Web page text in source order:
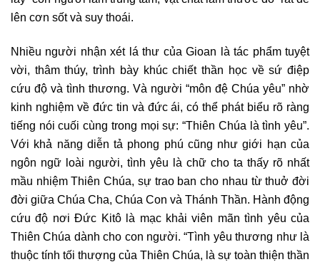
lên cơn sốt và suy thoái.
Nhiều người nhận xét lá thư của Gioan là tác phẩm tuyệt
vời, thâm thúy, trình bày khúc chiết thần học về sứ điệp
cứu độ và tình thương. Và người “môn đệ Chúa yêu” nhờ
kinh nghiệm về đức tin và đức ái, có thể phát biểu rõ ràng
tiếng nói cuối cùng trong mọi sự: “Thiên Chúa là tình yêu”.
Với khả năng diễn tả phong phú cũng như giới hạn của
ngôn ngữ loài người, tình yêu là chữ cho ta thấy rõ nhất
mầu nhiệm Thiên Chúa, sự trao ban cho nhau từ thuở đời
đời giữa Chúa Cha, Chúa Con và Thánh Thần. Hành động
cứu độ nơi Đức Kitô là mạc khải viên mãn tình yêu của
Thiên Chúa dành cho con người. “Tình yêu thương như là
thuộc tính tối thượng của Thiên Chúa, là sự toàn thiện thần